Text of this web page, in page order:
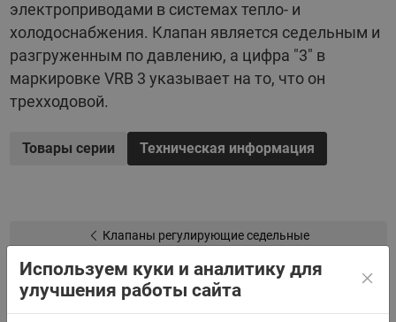
Материал корпуса
Теплоноситель, применяемый с клапаном — вода или
водогликолевые смеси до 50 % с температурой до 130 °С и
условным давлением PN 16 бар.
нескольких исполнениях:
электроприводами в системах тепло- и
холодоснабжения. Клапан является седельным и
разгруженным по давлению, а цифра "3" в
маркировке VRB 3 указывает на то, что он
трехходовой.
Товары серии Техническая информация
Клапаны регулирующие седельные
На этой странице
Используем куки и аналитику для
улучшения работы сайта